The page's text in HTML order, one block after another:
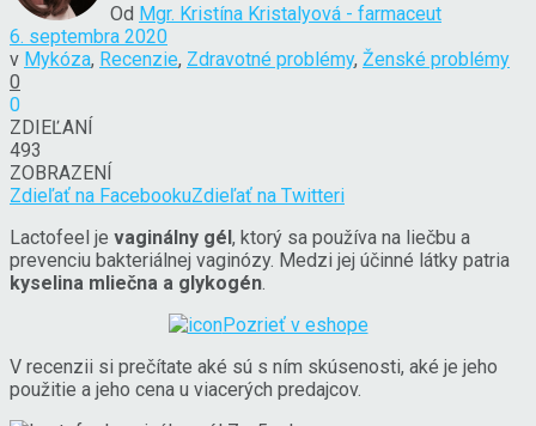
Od Mgr. Kristína Kristalyová - farmaceut
6. septembra 2020
v Mykóza, Recenzie, Zdravotné problémy, Ženské problémy
0
0
ZDIEĽANÍ
493
ZOBRAZENÍ
Zdieľať na FacebookuZdieľať na Twitteri
Lactofeel je vaginálny gél, ktorý sa používa na liečbu a
prevenciu bakteriálnej vaginózy. Medzi jej účinné látky patria
kyselina mliečna a glykogén.
Pozrieť v eshope
V recenzii si prečítate aké sú s ním skúsenosti, aké je jeho
použitie a jeho cena u viacerých predajcov.